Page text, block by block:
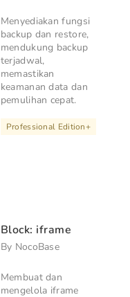
Menyediakan fungsi
backup dan restore,
mendukung backup
terjadwal,
memastikan
keamanan data dan
pemulihan cepat.
Professional Edition+
Block: iframe
By NocoBase
Membuat dan
mengelola iframe